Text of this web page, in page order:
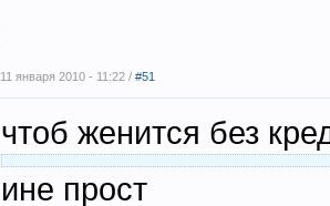
11 января 2010 - 11:22 / #51
чтоб женится без
ине прост